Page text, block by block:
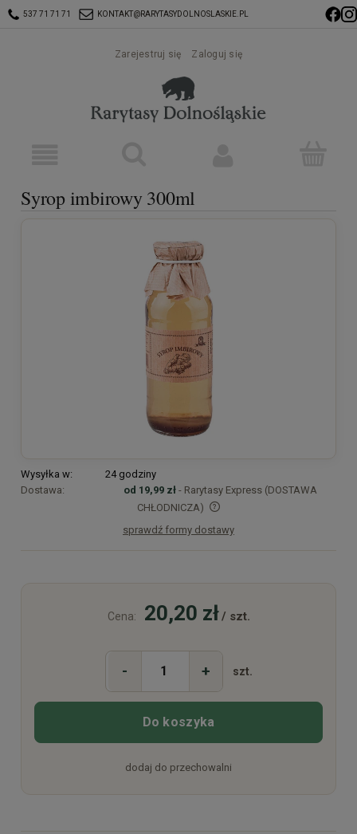
537 71 71 71 KONTAKT@RARYTASYDOLNOSLASKIE.PL
Zarejestruj się Zaloguj się
Syrop imbirowy 300ml
Wysyłka w:
24 godziny
Dostawa:
od 19,99 zł - Rarytasy Express (DOSTAWA
CHŁODNICZA)
Cena nie zawiera ewentualnych kosztów płatności
sprawdź formy dostawy
Cena: 20,20 zł/ szt.
- + szt.
Do koszyka
dodaj do przechowalni